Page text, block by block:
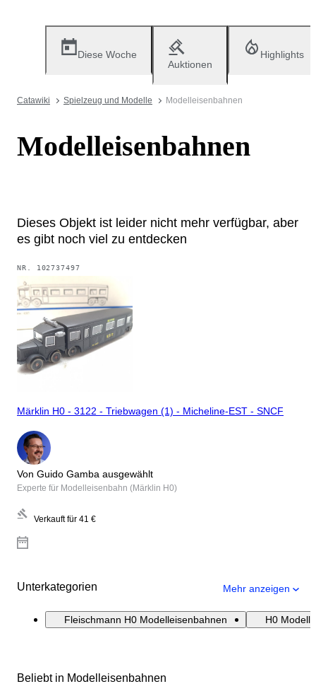
Diese Woche
Auktionen
Highlights
Catawiki Spielzeug und Modelle Modelleisenbahnen
Modelleisenbahnen
Dieses Objekt ist leider nicht mehr verfügbar, aber
es gibt noch viel zu entdecken
NR. 102737497
Märklin H0 - 3122 - Triebwagen (1) - Micheline-EST - SNCF
Von Guido Gamba ausgewählt
Experte für Modelleisenbahn (Märklin H0)
Verkauft für 41 €
Unterkategorien Mehr anzeigen
Fleischmann H0 Modelleisenbahnen H0
Beliebt in Modelleisenbahnen